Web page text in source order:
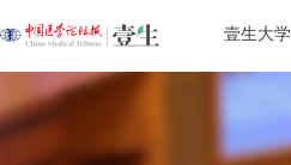
壹生大学